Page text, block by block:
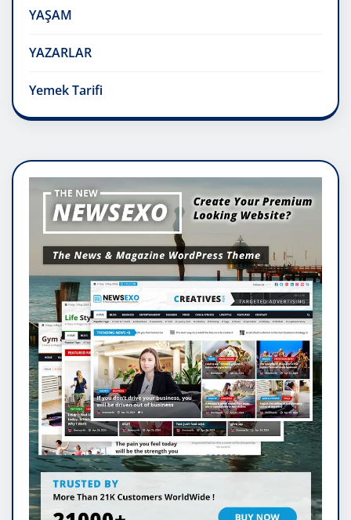
YAŞAM
YAZARLAR
Yemek Tarifi